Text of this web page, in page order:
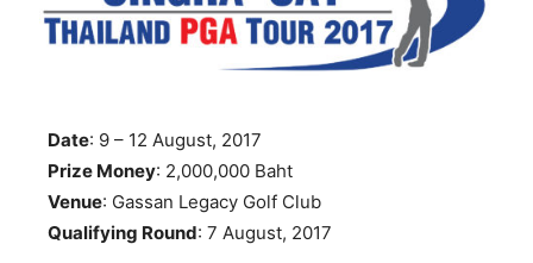
Date: 9 – 12 August, 2017
Prize Money: 2,000,000 Baht
Venue: Gassan Legacy Golf Club
Qualifying Round: 7 August, 2017